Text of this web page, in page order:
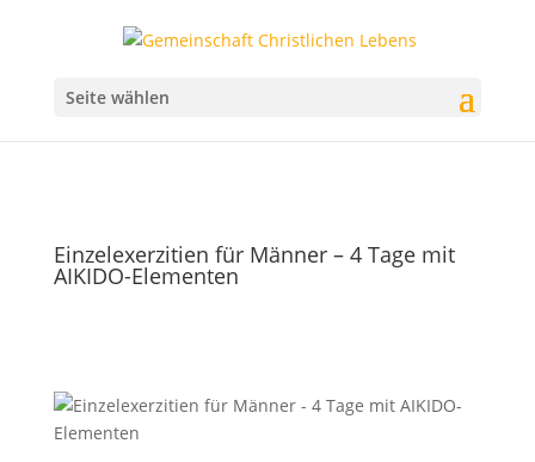
Seite wählen
Einzelexerzitien für Männer – 4 Tage mit
AIKIDO-Elementen